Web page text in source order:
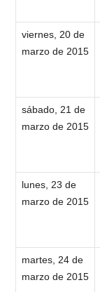
viernes, 20 de
marzo de 2015
sábado, 21 de
marzo de 2015
lunes, 23 de
marzo de 2015
martes, 24 de
marzo de 2015